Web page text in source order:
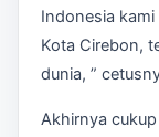
Indonesia
Kota Cirebon,
dunia, ”
Akhirnya